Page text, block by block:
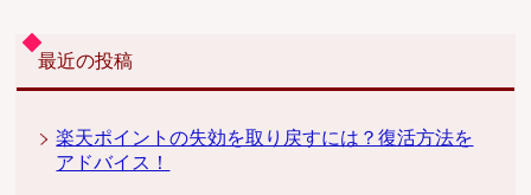
最近の投稿
楽天ポイントの失効を取り戻すには？復活方法を
アドバイス！